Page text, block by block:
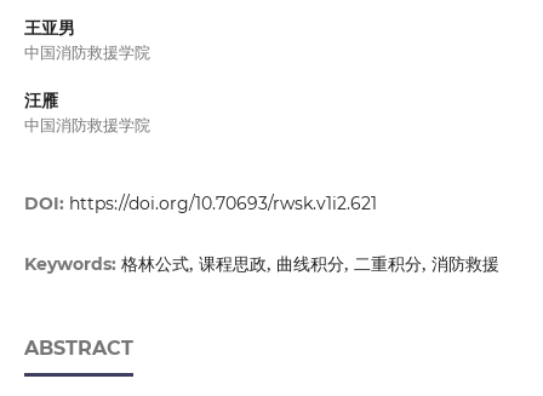
王亚男
中国消防救援学院
汪雁
中国消防救援学院
DOI: https://doi.org/10.70693/rwsk.v1i2.621
Keywords: 格林公式, 课程思政, 曲线积分, 二重积分, 消防救援
ABSTRACT